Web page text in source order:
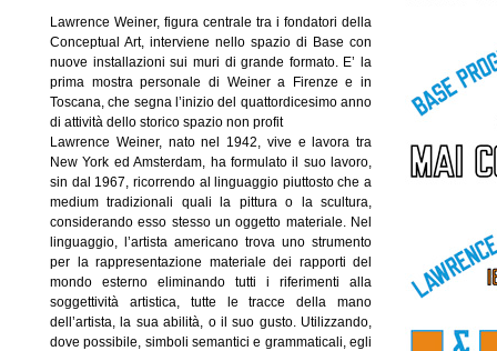
Lawrence Weiner, figura centrale tra i fondatori della
Conceptual Art, interviene nello spazio di Base con
nuove installazioni sui muri di grande formato. E’ la
prima mostra personale di Weiner a Firenze e in
Toscana, che segna l’inizio del quattordicesimo anno
di attività dello storico spazio non profit
Lawrence Weiner, nato nel 1942, vive e lavora tra
New York ed Amsterdam, ha formulato il suo lavoro,
sin dal 1967, ricorrendo al linguaggio piuttosto che a
medium tradizionali quali la pittura o la scultura,
considerando esso stesso un oggetto materiale. Nel
linguaggio, l’artista americano trova uno strumento
per la rappresentazione materiale dei rapporti del
mondo esterno eliminando tutti i riferimenti alla
soggettività artistica, tutte le tracce della mano
dell’artista, la sua abilità, o il suo gusto. Utilizzando,
dove possibile, simboli semantici e grammaticali, egli